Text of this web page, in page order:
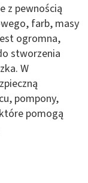
z pewnością
farb, masy
ogromna,
stworzenia
W
pompony,
pomogą